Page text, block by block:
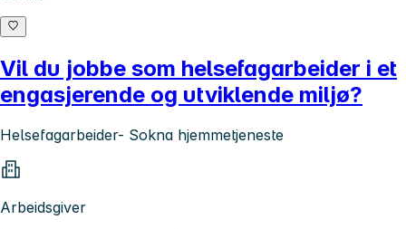
Vil du jobbe som helsefagarbeider i et
engasjerende og utviklende miljø?
Helsefagarbeider- Sokna hjemmetjeneste
Arbeidsgiver